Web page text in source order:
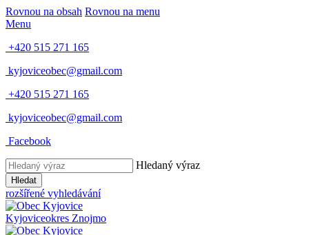
Rovnou na obsah Rovnou na menu
Menu
+420 515 271 165
kyjoviceobec@gmail.com
+420 515 271 165
kyjoviceobec@gmail.com
Facebook
Hledaný výraz
Hledat
rozšířené vyhledávání
Kyjoviceokres Znojmo